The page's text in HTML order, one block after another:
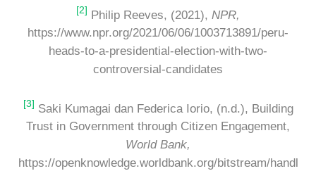
[2] Philip Reeves, (2021), NPR,
https://www.npr.org/2021/06/06/1003713891/peru-
heads-to-a-presidential-election-with-two-
controversial-candidates
[3] Saki Kumagai dan Federica Iorio, (n.d.), Building
Trust in Government through Citizen Engagement,
World Bank,
https://openknowledge.worldbank.org/bitstream/handl